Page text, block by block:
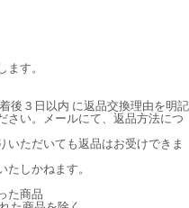
す。
後３日以内 に返品交換理由を明記
さい。メールにて、返品方法につ
いただいても返品はお受けできま
しかねます。
た商品